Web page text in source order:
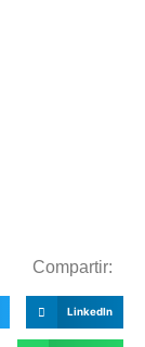
Compartir:
LinkedIn